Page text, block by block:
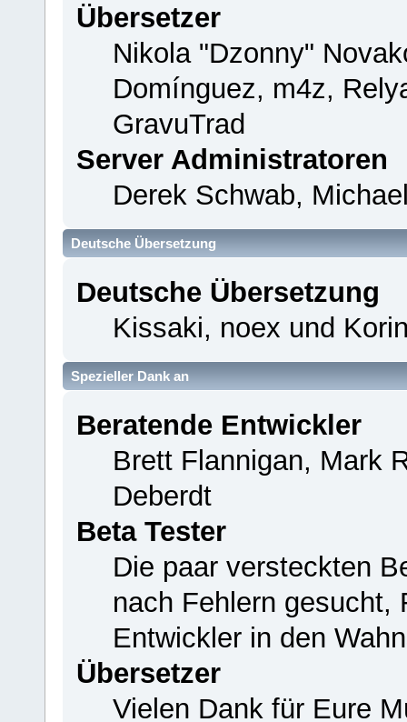
Übersetzer
Nikola "Dzonny"
Domínguez, m4z,
GravuTrad
Server Administratoren
Derek Schwab,
Deutsche Übersetzung
Deutsche Übersetzung
Kissaki, noex und
Spezieller Dank an
Beratende Entwickler
Brett Flannigan, Mark
Deberdt
Beta Tester
Die paar versteckten
nach Fehlern gesucht,
Entwickler in den
Übersetzer
Vielen Dank für Eure